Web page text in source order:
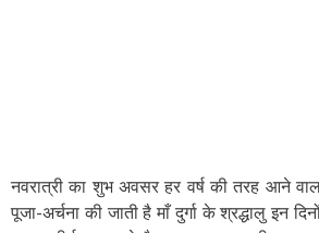
नवरात्री का शुभ अवसर हर वर्ष की तरह आने वाला
पूजा-अर्चना की जाती है माँ दुर्गा के श्रद्धालु इन